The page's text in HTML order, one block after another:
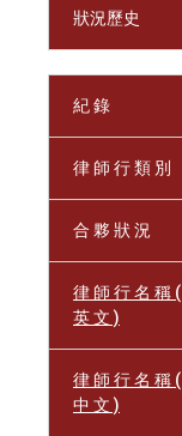
狀況歷史
紀 錄
律 師 行 類 別
合 夥 狀 況
律 師 行 名 稱 (
英 文 )
律 師 行 名 稱 (
中 文 )